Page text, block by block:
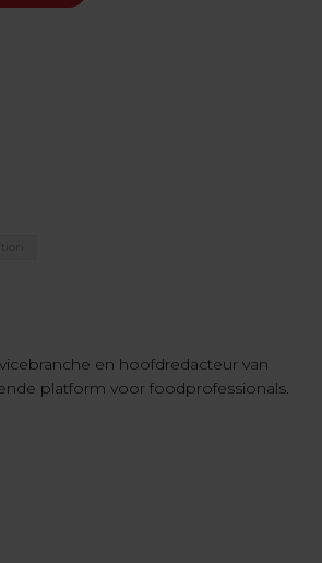
en hoofdredacteur van
platform voor foodprofessionals.